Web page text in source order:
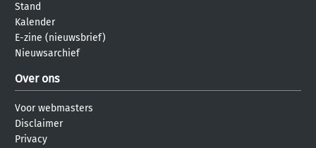
Stand
Kalender
E-zine (nieuwsbrief)
Nieuwsarchief
Over ons
Voor webmasters
Disclaimer
Privacy